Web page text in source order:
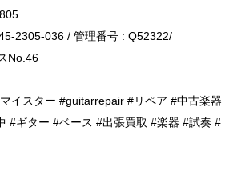
2305-036 / 管理番号 : Q52322/
No.46
イスター #guitarrepair #リペア #中古楽器
#ギター #ベース #出張買取 #楽器 #試奏 #